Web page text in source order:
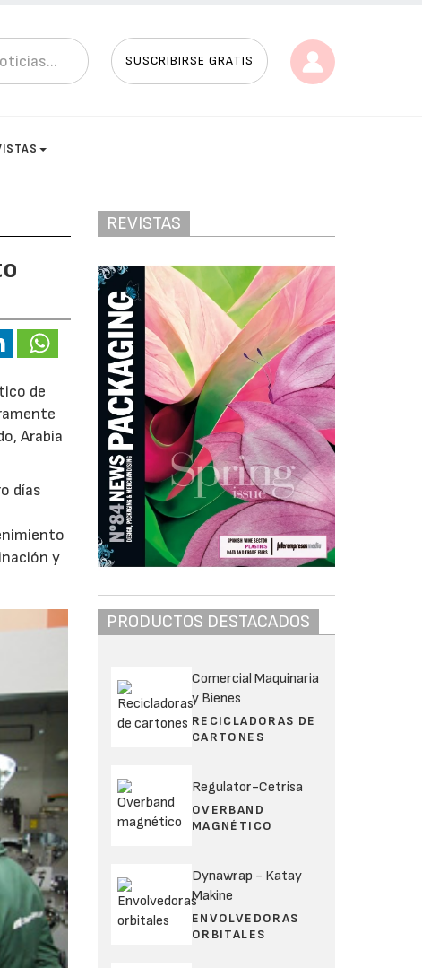
SUSCRIBIRSE GRATIS
de
Arabia
días
y
REVISTAS
PRODUCTOS DESTACADOS
Comercial Maquinaria
y Bienes
RECICLADORAS DE
CARTONES
Regulator-Cetrisa
OVERBAND
MAGNÉTICO
Dynawrap - Katay
Makine
ENVOLVEDORAS
ORBITALES